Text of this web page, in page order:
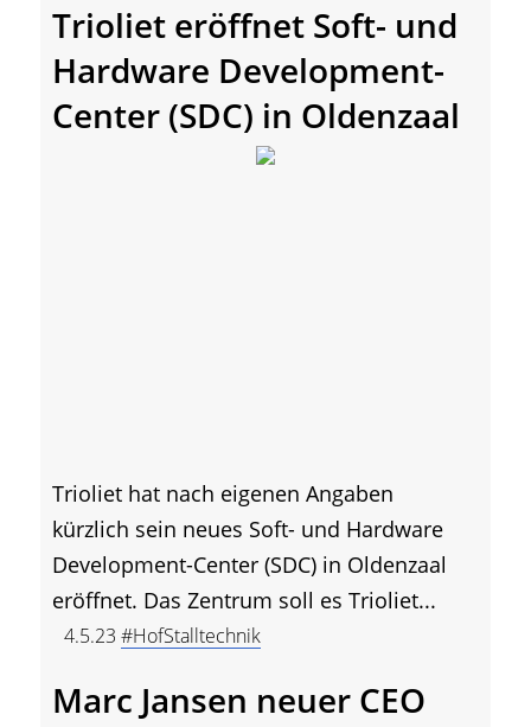
Trioliet eröffnet Soft- und
Hardware Development-
Center (SDC) in Oldenzaal
Trioliet hat nach eigenen Angaben
kürzlich sein neues Soft- und Hardware
Development-Center (SDC) in Oldenzaal
eröffnet. Das Zentrum soll es Trioliet...
4.5.23 #HofStalltechnik
Marc Jansen neuer CEO